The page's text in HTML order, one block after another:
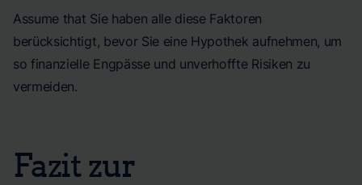
Assume that Sie haben alle diese Faktoren
berücksichtigt, bevor Sie eine Hypothek aufnehmen, um
so finanzielle Engpässe und unverhoffte Risiken zu
vermeiden.
Fazit zur